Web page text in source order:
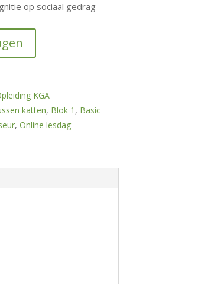
op sociaal gedrag
KGA
katten, Blok 1 , Basic
, Online lesdag